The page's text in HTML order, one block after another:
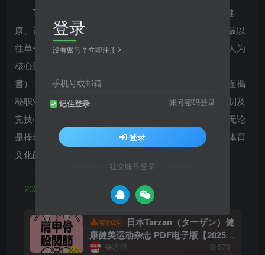
Tarzan（ターザン）2026年3月26号是一本专注于健
康、运动与科学生活方式的日本健康运动杂志。本期突破以
往单一健身主题，首次以日本职业棒球球队——读卖巨人为
核心策划「读卖巨人队全解析（読売巨人軍の解体新
書）」。通过深入采访球员、教练团队及训练体系，全面揭
秘职业球员的训练方法、体能管理、饮食营养、恢复机制及
竞技心理，同时分享顶级运动员保持最佳状态的秘诀。无论
是棒球爱好者、健身训练者，还是关注运动科学与职业体育
文化的读者，本期都具有较高的阅读价值与收藏意义。
2025年·全年订阅 2026年·全年订阅
猫币24
日本Tarzan（ターザン）健
康健美运动杂志 PDF电子版【2025年
·全年订阅】
杂志猫 578
登录
没有账号？立即注册
手机号或邮箱
记住登录 账号密码登录
登录
社交账号登录